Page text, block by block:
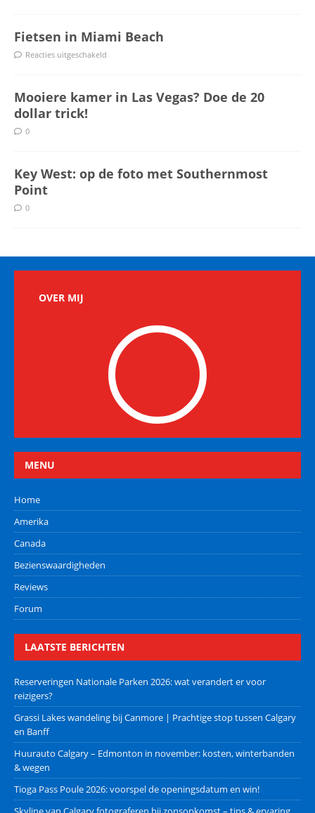
Fietsen in Miami Beach
Reacties uitgeschakeld
Mooiere kamer in Las Vegas? Doe de 20
dollar trick!
0
Key West: op de foto met Southernmost
Point
0
OVER MIJ
MENU
Home
Amerika
Canada
Bezienswaardigheden
Reviews
Forum
LAATSTE BERICHTEN
Reserveringen Nationale Parken 2026: wat verandert er voor
reizigers?
Grassi Lakes wandeling bij Canmore | Prachtige stop tussen Calgary
en Banff
Huurauto Calgary – Edmonton in november: kosten, winterbanden
& wegen
Tioga Pass Poule 2026: voorspel de openingsdatum en win!